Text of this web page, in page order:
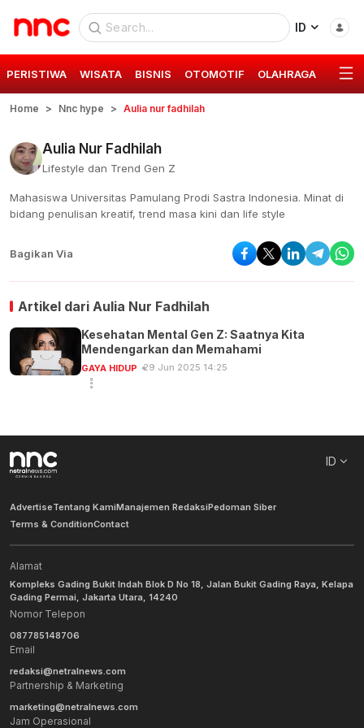
ID
PERISTIWA WISATA BISNIS OTOMOTIF OLAHRAGA GAYA
Home Nnc hype Aulia nur fadhilah
Aulia Nur Fadhilah
Lifestyle dan Trend Gen Z
Mahasiswa Universitas Pamulang Prodi Sastra Indonesia. Minat di
bidang penulisan kreatif, trend masa kini dan life style
Bagikan Via
Artikel dari Aulia Nur Fadhilah
Kesehatan Mental Gen Z: Saatnya Kita
Mendengarkan dan Memahami
GAYA HIDUP 29 Jun 2025 14:25
ID
AdvertiseTentang KamiManajemen RedaksiPedoman Siber
Terms & ConditionContact
Alamat
Kompleks Gading Bukit Indah Blok D No 18, Jalan Bukit Gading Raya, Kelapa
Gading Permai, Jakarta Utara, 14240
Nomor Telepon
087785148706
Email
redaksi@netralnews.com
Partnership & Marketing
marketing@netralnews.com
Jam Operasional